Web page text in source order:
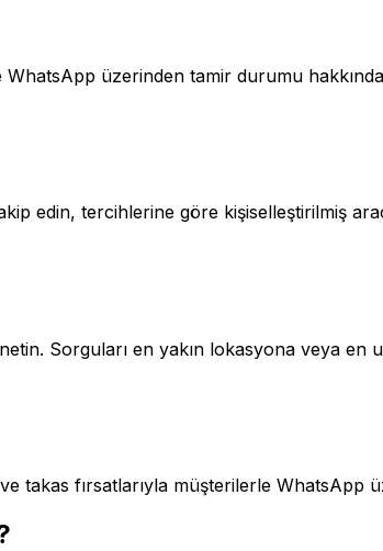
üzerinden tamir durumu
edin, tercihlerine göre kişiselleştirilmiş
Sorguları en yakın lokasyona veya en
takas fırsatlarıyla müşterilerle WhatsApp